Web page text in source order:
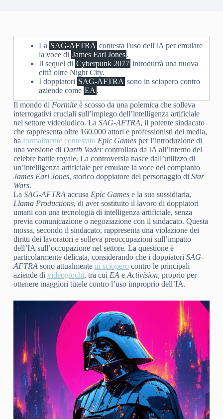
La SAG-AFTRA contesta l'uso dell'IA per emulare
la voce di James Earl Jones.
Il sequel di Cyberpunk 2077 introdurrà una nuova
città oltre Night City.
I doppiatori SAG-AFTRA sono in sciopero contro
aziende come EA .
Il mondo di Fortniteè scosso da una polemica che solleva
interrogativi cruciali sull’impiego dell’intelligenza artificiale
nel settore videoludico. La SAG-AFTRA, il potente sindacato
che rappresenta oltre 160.000 attori e professionisti dei media,
ha formalmente contestato Epic Gamesper l’introduzione di
una versione di Darth Vadercontrollata da IA all’interno del
celebre battle royale. La controversia nasce dall’utilizzo di
un’intelligenza artificiale per emulare la voce del compianto
James Earl Jones, storico doppiatore del personaggio di Star
Wars.
La SAG-AFTRA accusa Epic Gamese la sua sussidiaria,
Llama Productions, di aver sostituito il lavoro di doppiatori
umani con una tecnologia di intelligenza artificiale, senza
previa comunicazione o negoziazione con il sindacato. Questa
mossa, secondo il sindacato, rappresenta una violazione dei
diritti dei lavoratori e solleva preoccupazioni sull’impatto
dell’IA sull’occupazione nel settore. La questione è
particolarmente delicata, considerando che i doppiatori SAG-
AFTRA sono attualmente in scioperocontro le principali
aziende di videogiochi, tra cui EA e Activision, proprio per
ottenere maggiori tutele contro l’uso improprio dell’IA.